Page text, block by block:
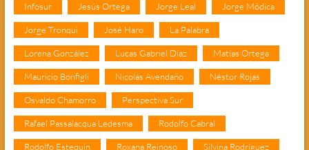
Infosur Jesús Ortega Jorge Leal Jorge Módica
Jorge Tronqui José Haro La Palabra
Lorena González Lucas Gabriel Díaz Matías Ortega
Mauricio Bonfigli Nicolás Avendaño Néstor Rojas
Osvaldo Chamorro Perspectiva Sur
Rafael Passalacqua Ledesma Rodolfo Cabral
Rodolfo Estequin Roxana Reinoso Silvina Rodríguez